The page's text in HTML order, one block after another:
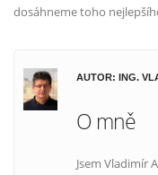
dosáhneme toho
AUTOR: ING.
O mně
Jsem Vladimír